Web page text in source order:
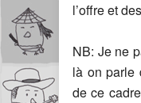
l’offre et
NB: Je ne
là on parle
de ce